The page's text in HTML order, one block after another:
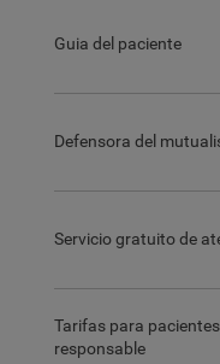
Guia del paciente
Defensora del
Servicio gratuito de
Tarifas para
responsable